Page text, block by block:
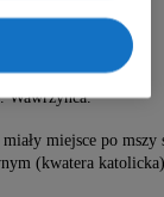
odbędzie się
o godzinie 15.00
Wawrzyńca.
miejsce po mszy
(kwatera
Twoimi
serwisu i
także za